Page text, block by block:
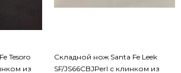
Tesoro
из
Складной нож Santa Fe Leek
SF/JS66CBJPerl с клинком из